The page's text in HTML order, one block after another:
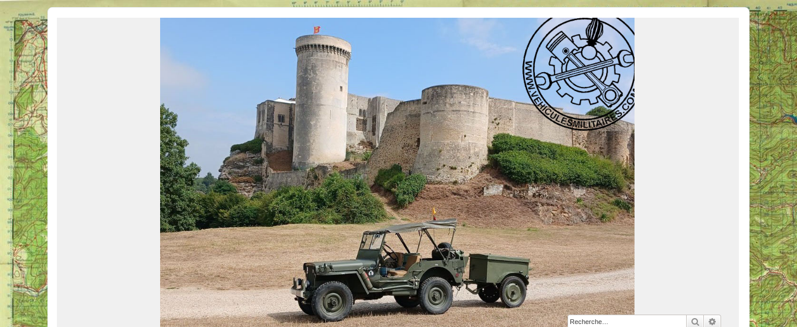
RechercherRecherche avancée
Bienvenue sur LE forum des passionnés de Véhicules Militaires de toutes nationalités et de toutes époques. De nombreuses rubriques sont à votre disposition pour vous venir en aide, ou simplement partager vos activités.